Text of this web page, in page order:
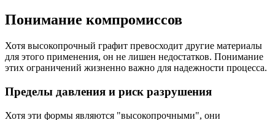
Понимание компромиссов
Хотя высокопрочный графит превосходит другие материалы
для этого применения, он не лишен недостатков. Понимание
этих ограничений жизненно важно для надежности процесса.
Пределы давления и риск разрушения
Хотя эти формы являются "высокопрочными", они